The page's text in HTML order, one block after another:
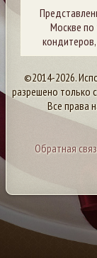
Москве
кондитеров,
©2014-2026.
разрешено только
Все права
Обратная